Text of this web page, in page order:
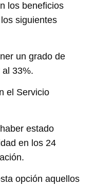
los beneficios
siguientes
un grado de
33%.
Servicio
estado
en los 24
opción aquellos